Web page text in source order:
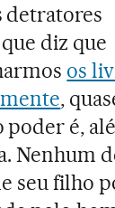
detratores
diz que
os
,
poder é,
Nenhum
seu filho